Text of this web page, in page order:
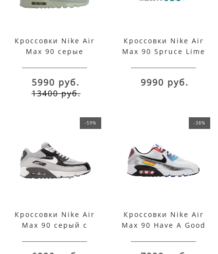
Кроссовки Nike Air
Max 90 серые
5990 руб.
13400 руб.
Кроссовки Nike Air
Max 90 Spruce Lime
9990 руб.
-59%
Кроссовки Nike Air
Max 90 серый с
-38%
Кроссовки Nike Air
Max 90 Have A Good